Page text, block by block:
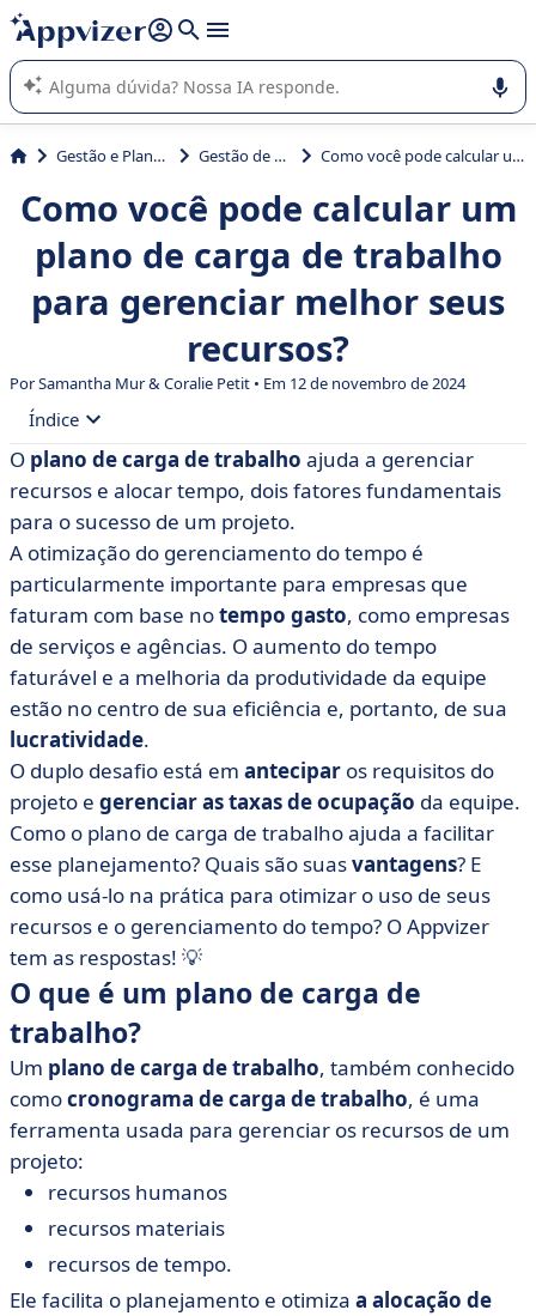
de nossa IA (várias linhas com
A IA do Appvizer o orienta no uso ou na seleção de software
SaaS para sua empresa.
Gestão e Planejamento Gestão de projetos Como você pode calcular um plano de carga de trabalho para gerenciar melhor seus recursos?
Como você pode calcular um
plano de carga de trabalho
para gerenciar melhor seus
recursos?
Por Samantha Mur & Coralie Petit • Em 12 de novembro de 2024
Índice
• O que é um plano de carga de trabalho?
• Os desafios e benefícios do planejamento da carga de
trabalho
• Como faço para criar um cronograma de carga de
trabalho no Excel?
• E quanto ao software?
• Objetivos: eficiência e lucratividade
O plano de carga de trabalho ajuda a gerenciar
recursos e alocar tempo, dois fatores fundamentais
para o sucesso de um projeto.
A otimização do gerenciamento do tempo é
particularmente importante para empresas que
faturam com base notempo gasto, como empresas
de serviços e agências. O aumento do tempo
faturável e a melhoria da produtividade da equipe
estão no centro de sua eficiência e, portanto, de sua
lucratividade.
O duplo desafio está em antecipar os requisitos do
projeto e gerenciar as taxas de ocupação da equipe.
Como o plano de carga de trabalho ajuda a facilitar
esse planejamento? Quais são suasvantagens? E
como usá-lo na prática para otimizar o uso de seus
recursos e o gerenciamento do tempo? O Appvizer
tem as respostas! 💡
O que é um plano de carga de
trabalho?
Um plano de carga de trabalho, também conhecido
comocronograma de carga de trabalho, é uma
ferramenta usada para gerenciar os recursos de um
projeto:
recursos humanos
recursos materiais
recursos de tempo.
Ele facilita o planejamento e otimiza a alocação de